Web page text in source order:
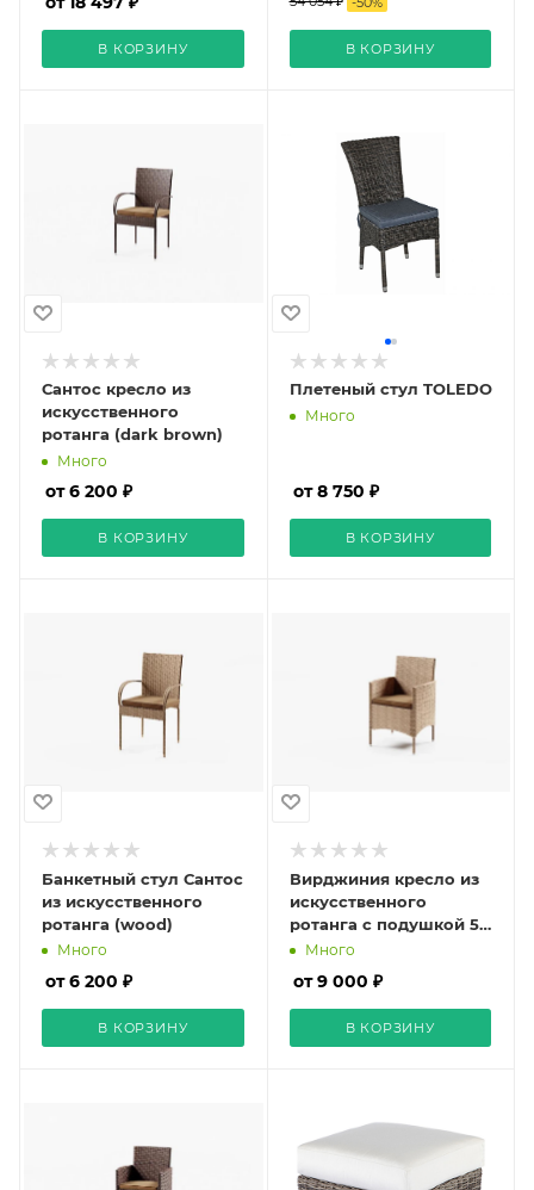
В КОРЗИНУ В КОРЗИНУ
Сантос кресло из
искусственного
ротанга (dark brown)
Много
от 6 200 ₽
В КОРЗИНУ
Плетеный стул TOLEDO
Много
от 8 750 ₽
В КОРЗИНУ
Банкетный стул Сантос
из искусственного
ротанга (wood)
Много
от 6 200 ₽
В КОРЗИНУ
Вирджиния кресло из
искусственного
ротанга с подушкой 5
мм (wood)
Много
от 9 000 ₽
В КОРЗИНУ